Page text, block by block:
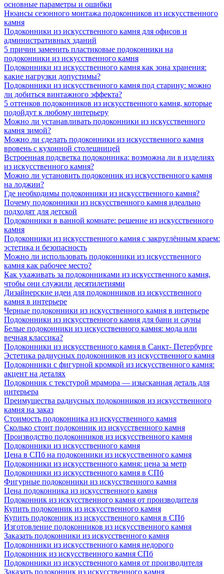
основные параметры и ошибки
Нюансы сезонного монтажа подоконников из искусственного
камня
Подоконники из искусственного камня для офисов и
административных зданий
5 причин заменить пластиковые подоконники на
подоконники из искусственного камня
Подоконники из искусственного камня как зона хранения:
какие нагрузки допустимы?
Подоконники из искусственного камня под старину: можно
ли добиться винтажного эффекта?
5 оттенков подоконников из искусственного камня, которые
подойдут к любому интерьеру
Можно ли устанавливать подоконники из искусственного
камня зимой?
Можно ли сделать подоконники из искусственного камня
вровень с кухонной столешницей
Встроенная подсветка подоконника: возможна ли в изделиях
из искусственного камня?
Можно ли установить подоконник из искусственного камня
на лоджии?
Где необходимы подоконники из искусственного камня?
Почему подоконники из искусственного камня идеально
подходят для детской
Подоконники в ванной комнате: решение из искусственного
камня
Подоконники из искусственного камня с закруглённым краем:
эстетика и безопасность
Можно ли использовать подоконники из искусственного
камня как рабочее место?
Как ухаживать за подоконниками из искусственного камня,
чтобы они служили десятилетиями
Дизайнерские идеи для подоконников из искусственного
камня в интерьере
Черные подоконники из искусственного камня в интерьере
Подоконники из искусственного камня для бани и сауны
Белые подоконники из искусственного камня: мода или
вечная классика?
Подоконники из искусственного камня в Санкт- Петербурге
Эстетика радиусных подоконников из искусственного камня
Подоконники с фигурной кромкой из искусственного камня:
акцент на деталях
Подоконник с текстурой мрамора — изысканная деталь для
интерьера
Преимущества радиусных подоконников из искусственного
камня на заказ
Стоимость подоконника из искусственного камня
Сколько стоит подоконник из искусственного камня
Производство подоконников из искусственного камня
Подоконники из искусственного камня
Цена в СПб на подоконники из искусственного камня
Подоконники из искусственного камня: цена за метр
Подоконники из искусственного камня в СПб
Фигурные подоконники из искусственного камня
Цена подоконника из искусственного камня
Подоконник из искусственного камня от производителя
Купить подоконник из искусственного камня
Купить подоконник из искусственного камня в СПб
Изготовление подоконников из искусственного камня
Заказать подоконники из искусственного камня
Подоконники из искусственного камня недорого
Подоконник из искусственного камня СПб
Подоконники из искусственного камня от производителя
Заказать подоконник из искусственного камня